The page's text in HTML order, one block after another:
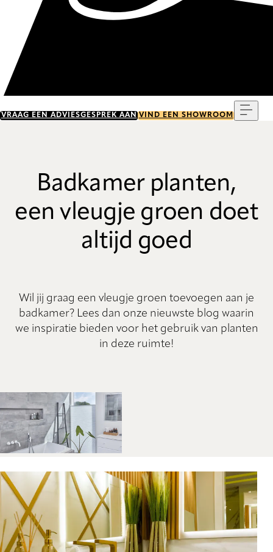
VRAAG EEN ADVIESGESPREK AAN VIND EEN SHOWROOM
Badkamer planten,
een vleugje groen doet
altijd goed
Wil jij graag een vleugje groen toevoegen aan je
badkamer? Lees dan onze nieuwste blog waarin
we inspiratie bieden voor het gebruik van planten
in deze ruimte!